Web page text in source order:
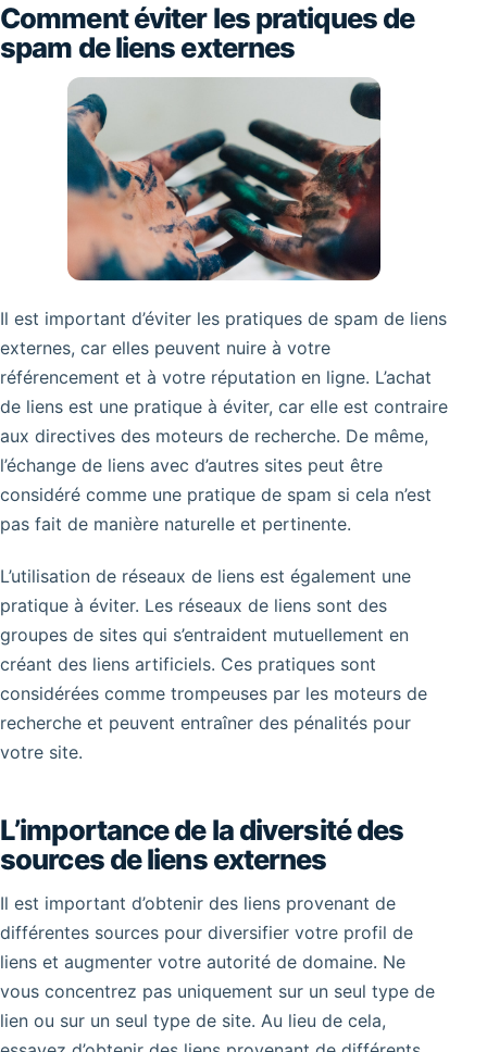
Comment éviter les pratiques de
spam de liens externes
Il est important d’éviter les pratiques de spam de liens
externes, car elles peuvent nuire à votre
référencement et à votre réputation en ligne. L’achat
de liens est une pratique à éviter, car elle est contraire
aux directives des moteurs de recherche. De même,
l’échange de liens avec d’autres sites peut être
considéré comme une pratique de spam si cela n’est
pas fait de manière naturelle et pertinente.
L’utilisation de réseaux de liens est également une
pratique à éviter. Les réseaux de liens sont des
groupes de sites qui s’entraident mutuellement en
créant des liens artificiels. Ces pratiques sont
considérées comme trompeuses par les moteurs de
recherche et peuvent entraîner des pénalités pour
votre site.
L’importance de la diversité des
sources de liens externes
Il est important d’obtenir des liens provenant de
différentes sources pour diversifier votre profil de
liens et augmenter votre autorité de domaine. Ne
vous concentrez pas uniquement sur un seul type de
lien ou sur un seul type de site. Au lieu de cela,